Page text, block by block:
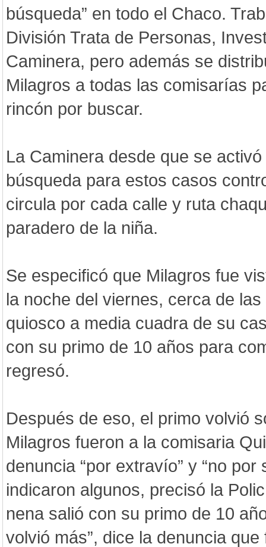
búsqueda” en todo el Chaco.
División Trata de Personas,
Caminera, pero además se
Milagros a todas las comisarías
rincón por buscar.
La Caminera desde que se
búsqueda para estos casos
circula por cada calle y ruta
paradero de la niña.
Se especificó que Milagros fue
la noche del viernes, cerca de
quiosco a media cuadra de su
con su primo de 10 años para
regresó.
Después de eso, el primo volvió
Milagros fueron a la comisaria
denuncia “por extravío” y “no por
indicaron algunos, precisó la
nena salió con su primo de 10
volvió más”, dice la denuncia